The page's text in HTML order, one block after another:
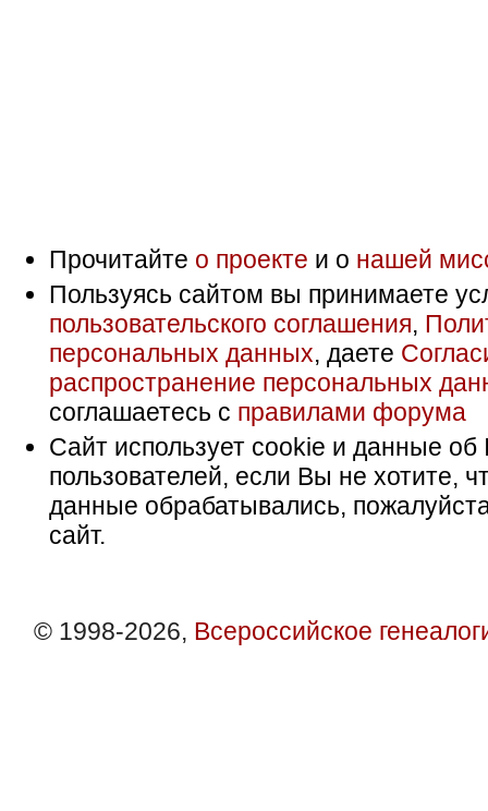
Прочитайте о проекте и о нашей
Пользуясь сайтом вы принимаете
пользовательского соглашения,
персональных данных, даете
распространение персональных
соглашаетесь с правилами форума
Сайт использует cookie и данные об
пользователей, если Вы не хотите,
данные обрабатывались,
сайт.
© 1998-2026, Всероссийское